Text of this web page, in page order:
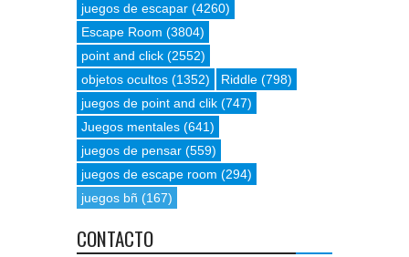
juegos de escapar (4260)
Escape Room (3804)
point and click (2552)
objetos ocultos (1352) Riddle (798)
juegos de point and clik (747)
Juegos mentales (641)
juegos de pensar (559)
juegos de escape room (294)
juegos bñ (167)
CONTACTO